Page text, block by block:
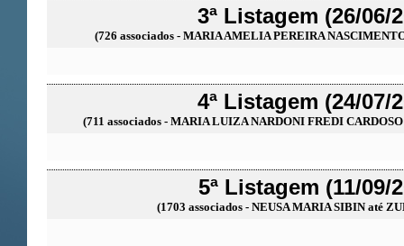
3ª Listagem (26/06/
(726 associados - MARIA AMELIA PEREIRA
4ª Listagem (24/07/
(711 associados - MARIA LUIZA NARDONI FREDI
5ª Listagem (11/09/
(1703 associados - NEUSA MARIA SIBIN até